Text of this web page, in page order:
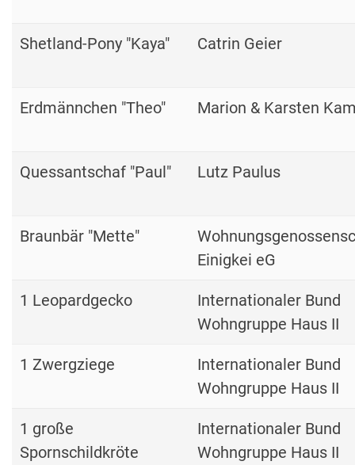
Shetland-Pony "Kaya" Catrin Geier
Erdmännchen "Theo" Marion & Karsten
Quessantschaf "Paul" Lutz Paulus
Braunbär "Mette"
Einigkei eG
1 Leopardgecko
Internationaler Bund
Wohngruppe Haus II
1 Zwergziege
Internationaler Bund
Wohngruppe Haus II
1 große
Spornschildkröte
Internationaler Bund
Wohngruppe Haus II